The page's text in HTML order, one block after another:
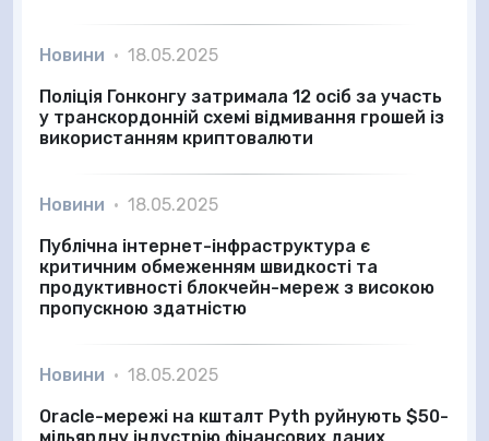
Новини • 18.05.2025
Поліція Гонконгу затримала 12 осіб за участь
у транскордонній схемі відмивання грошей із
використанням криптовалюти
Новини • 18.05.2025
Публічна інтернет-інфраструктура є
критичним обмеженням швидкості та
продуктивності блокчейн-мереж з високою
пропускною здатністю
Новини • 18.05.2025
Oracle-мережі на кшталт Pyth руйнують $50-